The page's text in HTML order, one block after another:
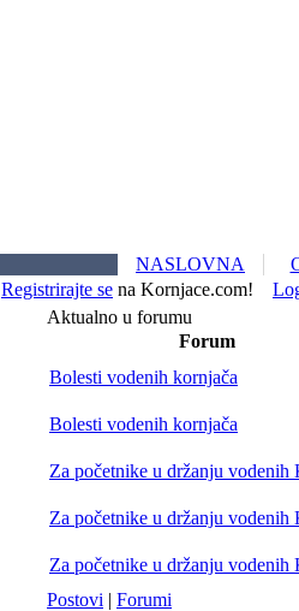
NASLOVNA
Registrirajte se na Kornjace.com!
Aktualno u forumu
Forum
Bolesti vodenih kornjača
Bolesti vodenih kornjača
Za početnike u držanju vodenih
Za početnike u držanju vodenih
Za početnike u držanju vodenih
Postovi | Forumi